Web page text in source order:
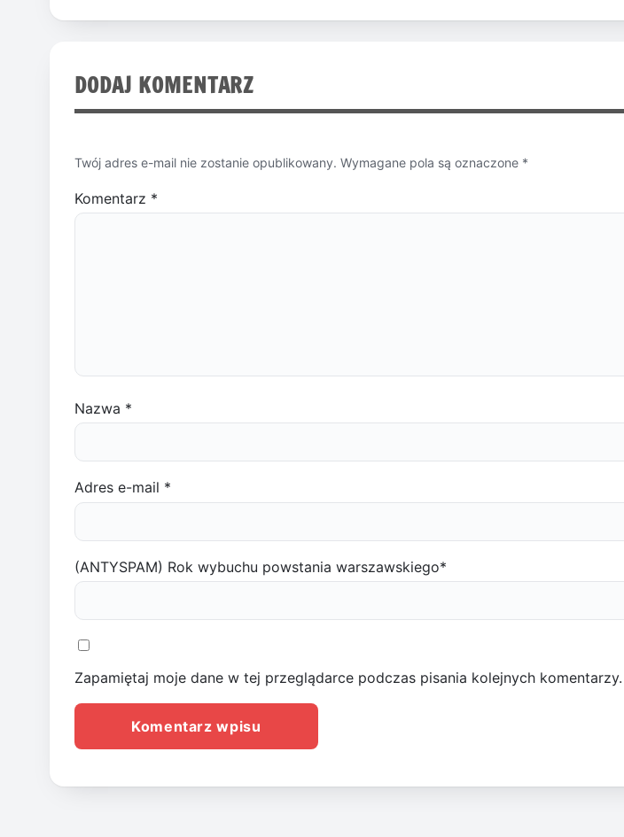
DODAJ KOMENTARZ
Twój adres e-mail nie zostanie opublikowany. Wymagane pola są oznaczone *
Komentarz *
Nazwa *
Adres e-mail *
(ANTYSPAM) Rok wybuchu powstania warszawskiego*
Zapamiętaj moje dane w tej przeglądarce podczas pisania kolejnych komentarzy.